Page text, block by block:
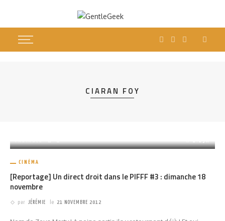
CIARAN FOY
CINÉMA
[Reportage] Un direct droit dans le PIFFF #3 : dimanche 18
novembre
par JÉRÉMIE le 21 NOVEMBRE 2012